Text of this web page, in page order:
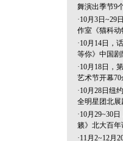
舞演出季节9
·10月3日~29
作室《猫科
·10月14日，
等你》中国
·10月18日，
艺术节开幕
·10月28日纽
全明星团北
·10月29~30
籁》北大百
·11月2~12月